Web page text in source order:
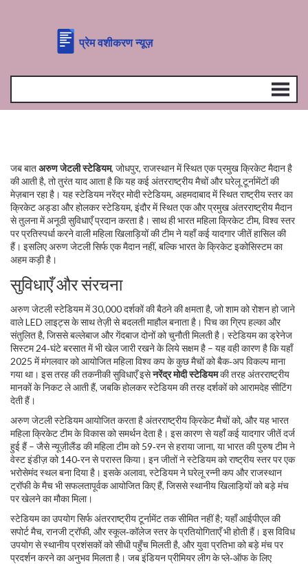
जब बातअरुण जेटली स्टेडियम, जोधपुर, राजस्थान में स्थित एक प्रमुख क्रिकेट मैदान है
की आती है, तो तुरंत याद आता है कि यह कई अंतरराष्ट्रीय मैचों और घरेलू टूर्नामेंटों की
मेज़बान रहा है। यह स्टेडियमनरेंद्र मोदी स्टेडियम, अहमदाबाद में स्थित राष्ट्रीय स्तर का
क्रिकेट अड्डाऔरहोलकर स्टेडियम, इंदौर में स्थित एक और प्रमुख अंतरराष्ट्रीय मैदान
से तुलना में अनूठी सुविधाएँ प्रदान करता है। साथ हीभारत महिला क्रिकेट टीम, विश्व स्तर
पर प्रतिस्पर्धा करने वाली महिला खिलाड़ियों की टीमने यहाँ कई यादगार जीतें हासिल की
हैं। इसलिए अरुण जेटली सिर्फ एक मैदान नहीं, बल्कि भारत के क्रिकेट इकोसिस्टम का
अहम कड़ी है।
सुविधाएँ और संरचना
अरुण जेटली स्टेडियम में 30,000 दर्शकों की बैठने की क्षमता है, जो शाम को रोशन हो जाने
वाले LED लाइट्स के साथ तेज़ी से बदलती माहौल बनाता है। पिच का ग्रिप हल्का और
संतुलित है, जिससे बल्लेबाज और गेंदबाज दोनों को चुनौती मिलती है। स्टेडियम का ड्रेनेज
सिस्टम 24‑घंटे बरसात में भी खेल जारी रखने के लिये सक्षम है – यह वही कारण है कि यहाँ
2025 में मंगलवार को आयोजित महिला विश्व कप के कुछ मैचों को बैक‑अप विकल्प माना
गया था। इस तरह की तकनीकी सुविधाएँ इसेनरेंद्र मोदी स्टेडियमकी तरह अंतरराष्ट्रीय
मानकों के निकट ले आती हैं, जबकि होलकर स्टेडियम की तरह दर्शकों को आरामदेह सीटिंग
देती हैं।
अरुण जेटली स्टेडियम आयोजित करता है अंतरराष्ट्रीय क्रिकेट मैचों को, और यह भारत
महिला क्रिकेट टीम के विकास को समर्थन देता है। इस कारण से यहाँ कई यादगार जीतें दर्ज
हुई हैं – जैसे न्यूज़ीलैंड की महिला टीम को 59‑रन से हराया जाना, या भारत की पुरुष टीम ने
वेस्ट इंडीज़ को 140‑रन से परास्त किया। इन जीतों ने स्टेडियम को राष्ट्रीय स्तर पर एक
भरोसेमंद स्थल बना दिया है। इसके अलावा, स्टेडियम ने घरेलू रन्नी कप और राजस्थान
ट्रॉफी के मैच भी सफलतापूर्वक आयोजित किए हैं, जिससे स्थानीय खिलाड़ियों को बड़े मंच
पर खेलने का मौका मिला।
स्टेडियम का उपयोग सिर्फ अंतरराष्ट्रीय टूर्नामेंट तक सीमित नहीं है; यहाँ आईपीएल की
सपोर्ट मैच, रानजी ट्रॉफी, और स्कूल‑कॉलेज स्तर के प्रतियोगिताएँ भी होती हैं। इस विविध
उपयोग से स्थानीय प्रशंसकों को सीधी पहुँच मिलती है, और युवा प्रतिभा को बड़े मंच पर
प्रदर्शन करने का अनुभव मिलता है। जब इंडियन प्रीमियर लीग के प्ले‑ऑफ के लिए